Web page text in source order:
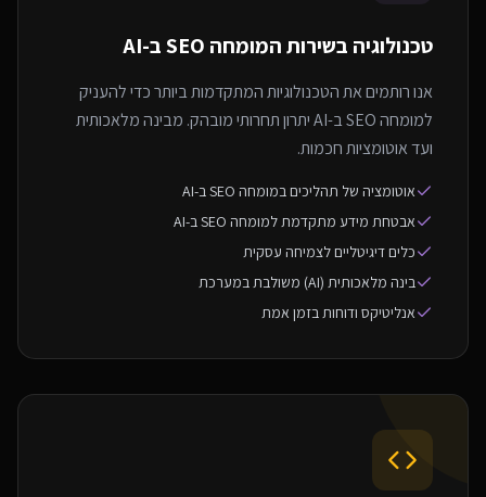
טכנולוגיה בשירות המומחה SEO ב-AI
אנו רותמים את הטכנולוגיות המתקדמות ביותר כדי להעניק
למומחה SEO ב-AI יתרון תחרותי מובהק. מבינה מלאכותית
ועד אוטומציות חכמות.
אוטומציה של תהליכים במומחה SEO ב-AI
אבטחת מידע מתקדמת למומחה SEO ב-AI
כלים דיגיטליים לצמיחה עסקית
בינה מלאכותית (AI) משולבת במערכת
אנליטיקס ודוחות בזמן אמת